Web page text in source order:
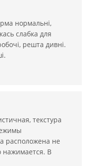
нормальні,
слабка для
решта дивні.
текстура
расположена не
нажимается. В